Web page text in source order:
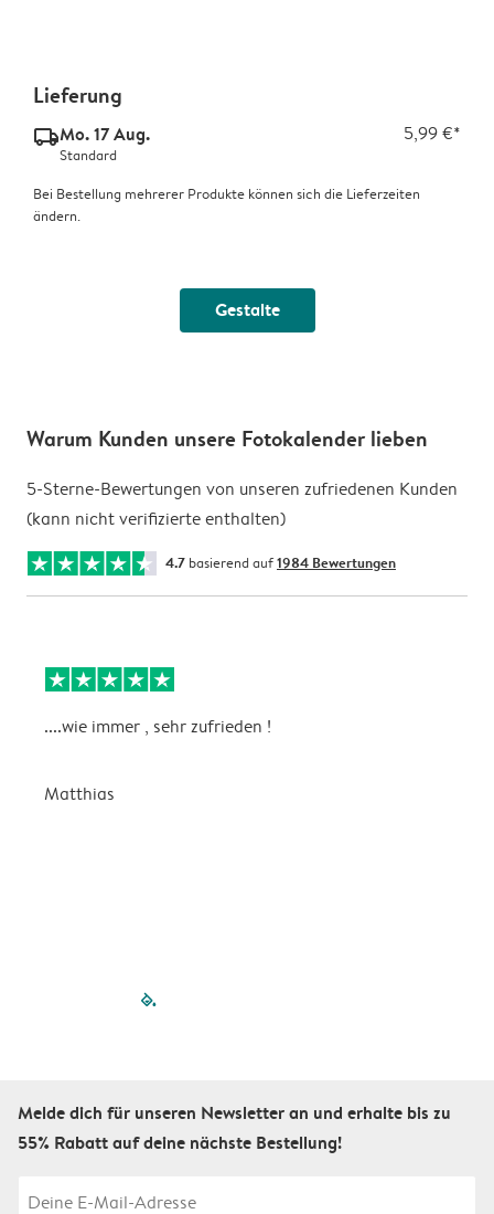
Lieferung
delivery_standard_v2Mo. 17 Aug. 5,99 €*
Standard
Bei Bestellung mehrerer Produkte können sich die Lieferzeiten
ändern.
Gestalte
Warum Kunden unsere Fotokalender lieben
5-Sterne-Bewertungen von unseren zufriedenen Kunden
(kann nicht verifizierte enthalten)
4.7 basierend auf1984 Bewertungen
....wie immer , sehr zufrieden !
Matthias
filled-pagination
Melde dich für unseren Newsletter an und erhalte bis zu
55% Rabatt auf deine nächste Bestellung!